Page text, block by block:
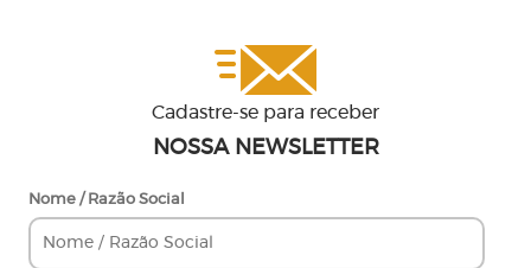
Cadastre-se para receber
NOSSA NEWSLETTER
Nome / Razão Social